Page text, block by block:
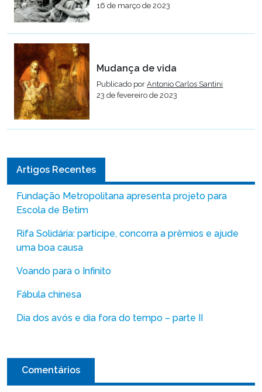
16 de março de 2023
Mudança de vida
Publicado porAntonio Carlos Santini
23 de fevereiro de 2023
Artigos Recentes
Fundação Metropolitana apresenta projeto para
Escola de Betim
Rifa Solidária: participe, concorra a prêmios e ajude
uma boa causa
Voando para o Infinito
Fábula chinesa
Dia dos avós e dia fora do tempo – parte II
Comentários